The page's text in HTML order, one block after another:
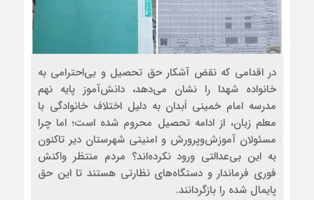
در اقدامی که نقض آشکار حق تحصیل و بی‌احترامی به
خانواده شهدا را نشان می‌دهد، دانش‌آموز پایه نهم
مدرسه امام خمینی اَبدان به دلیل اختلاف خانوادگی با
معلم زبان، از ادامه تحصیل محروم شده است؛ اما چرا
مسئولان آموزش‌وپرورش و امنیتی شهرستان دیر تاکنون
به این بی‌عدالتی ورود نکرده‌اند؟ مردم منتظر واکنش
فوری فرماندار و دستگاه‌های نظارتی هستند تا این حق
پایمال شده را بازگردانند.